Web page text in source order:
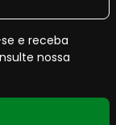
e receba
nossa